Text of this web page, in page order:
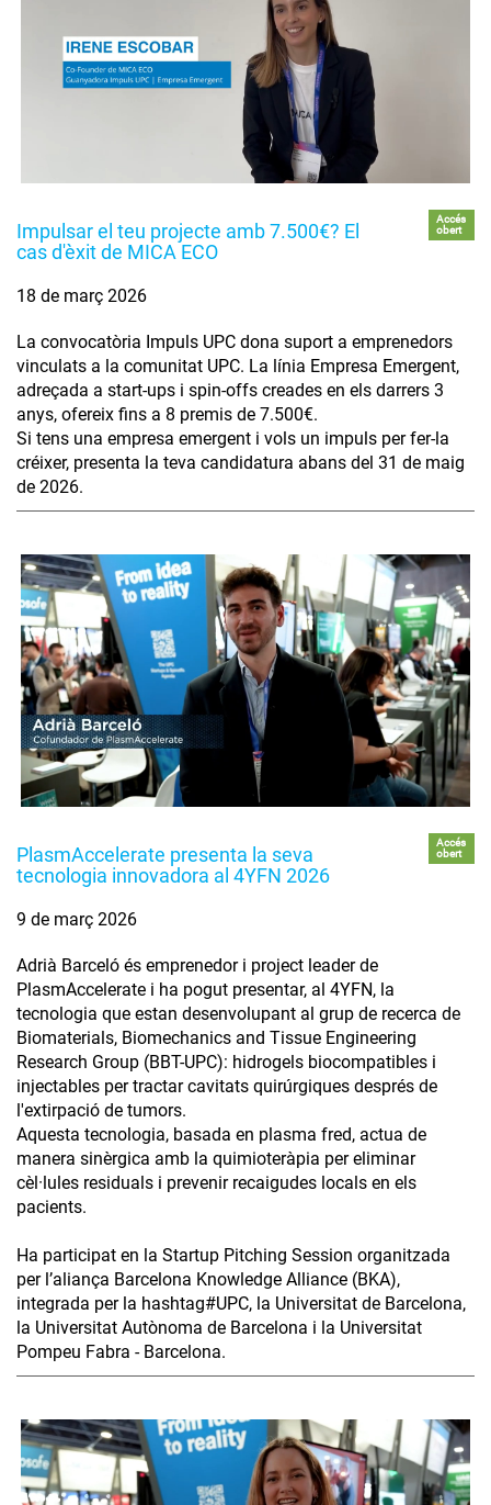
Impulsar el teu projecte amb 7.500€? El
cas d'èxit de MICA ECO
Accés
obert
18 de març 2026
La convocatòria Impuls UPC dona suport a emprenedors
vinculats a la comunitat UPC. La línia Empresa Emergent,
adreçada a start-ups i spin-offs creades en els darrers 3
anys, ofereix fins a 8 premis de 7.500€.
Si tens una empresa emergent i vols un impuls per fer-la
créixer, presenta la teva candidatura abans del 31 de maig
de 2026.
PlasmAccelerate presenta la seva
tecnologia innovadora al 4YFN 2026
Accés
obert
9 de març 2026
Adrià Barceló és emprenedor i project leader de
PlasmAccelerate i ha pogut presentar, al 4YFN, la
tecnologia que estan desenvolupant al grup de recerca de
Biomaterials, Biomechanics and Tissue Engineering
Research Group (BBT-UPC): hidrogels biocompatibles i
injectables per tractar cavitats quirúrgiques després de
l'extirpació de tumors.
Aquesta tecnologia, basada en plasma fred, actua de
manera sinèrgica amb la quimioteràpia per eliminar
cèl·lules residuals i prevenir recaigudes locals en els
pacients.
Ha participat en la Startup Pitching Session organitzada
per l’aliança Barcelona Knowledge Alliance (BKA),
integrada per la hashtag#UPC, la Universitat de Barcelona,
la Universitat Autònoma de Barcelona i la Universitat
Pompeu Fabra - Barcelona.